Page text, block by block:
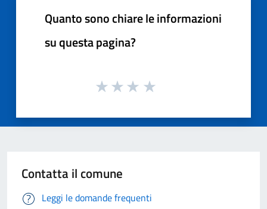
Quanto sono chiare le informazioni
su questa pagina?
Contatta il comune
Leggi le domande frequenti